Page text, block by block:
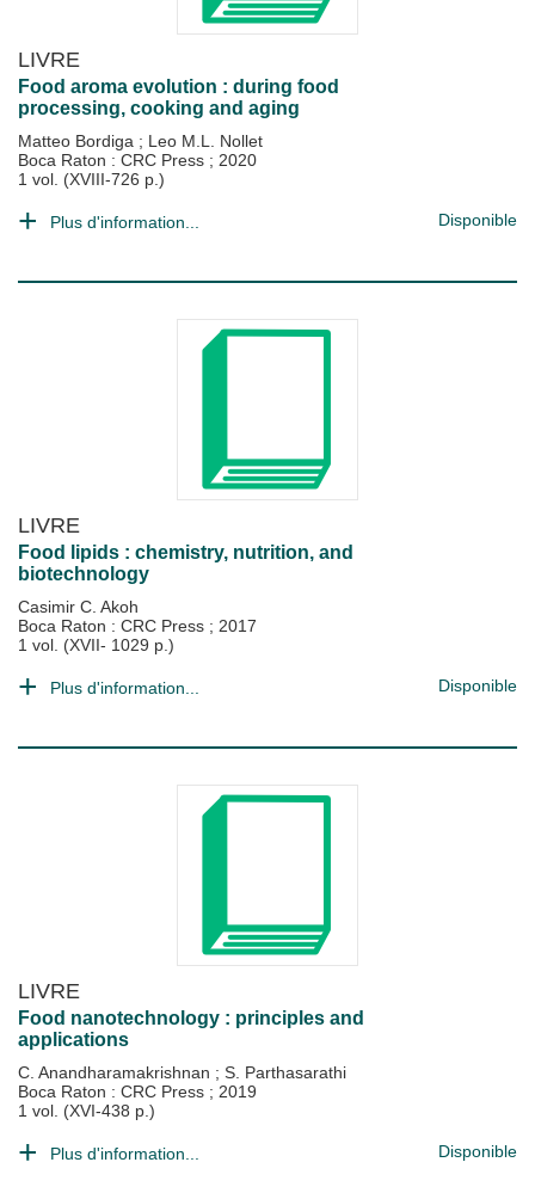
LIVRE
Food aroma evolution : during food
processing, cooking and aging
Matteo Bordiga ; Leo M.L. Nollet
Boca Raton : CRC Press ; 2020
1 vol. (XVIII-726 p.)
Plus d'information... Disponible
LIVRE
Food lipids : chemistry, nutrition, and
biotechnology
Casimir C. Akoh
Boca Raton : CRC Press ; 2017
1 vol. (XVII- 1029 p.)
Plus d'information... Disponible
LIVRE
Food nanotechnology : principles and
applications
C. Anandharamakrishnan ; S. Parthasarathi
Boca Raton : CRC Press ; 2019
1 vol. (XVI-438 p.)
Plus d'information... Disponible